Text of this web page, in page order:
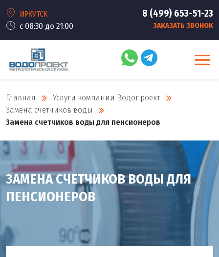
ИРКУТСК
с 08:30 до 21:00
8 (499) 653-51-23
ЗАКАЗАТЬ ЗВОНОК
Главная
Услуги компании Водопроект
Замена счетчиков воды
Замена счетчиков воды для пенсионеров
ЗАМЕНА СЧЕТЧИКОВ ВОДЫ ДЛЯ
ПЕНСИОНЕРОВ